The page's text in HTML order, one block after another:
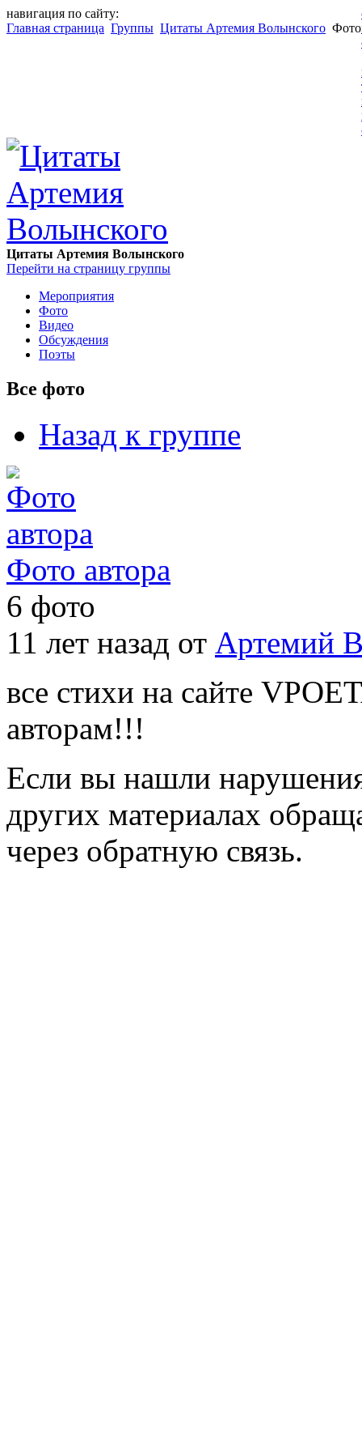
навигация по сайту:
Главная страница Группы Цитаты Артемия Волынского Фото
Цитаты Артемия Волынского
Перейти на страницу группы
Мероприятия
Фото
Видео
Обсуждения
Поэты
Все фото
Назад к группе
Фото автора
6 фото
11 лет назад от Артемий
все стихи на сайте
авторам!!!
Если вы нашли
других материалах
через обратную связь.